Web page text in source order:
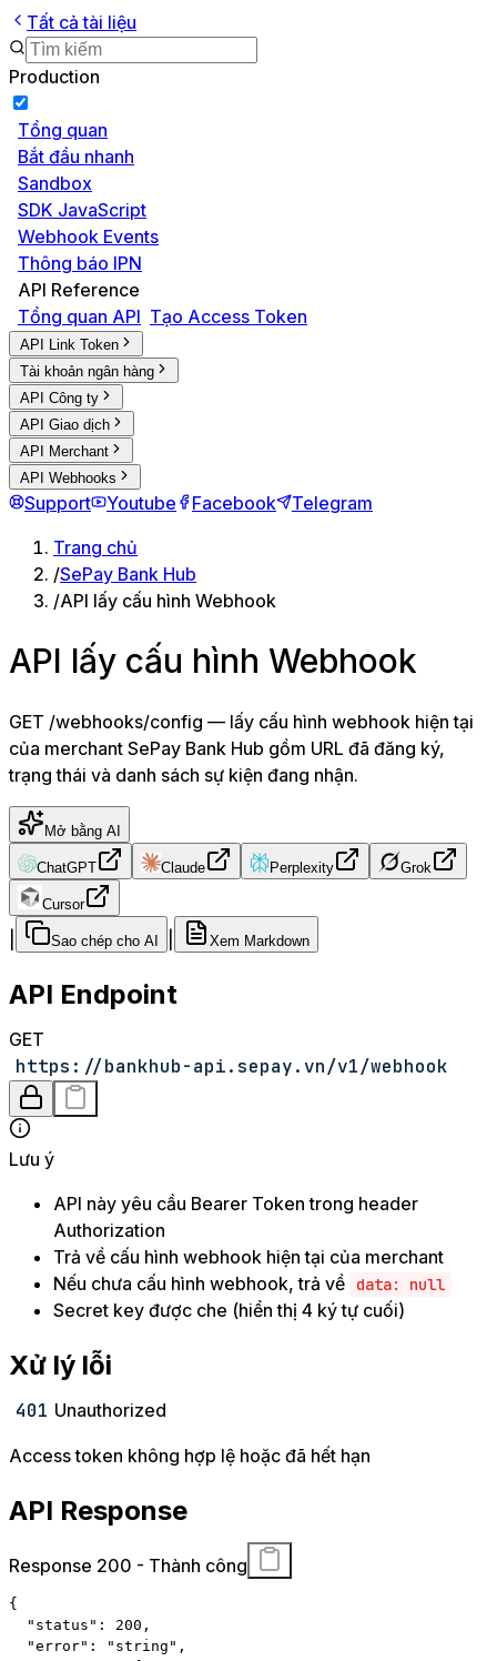
Tất cả tài liệu
Production
Tổng quan
Bắt đầu nhanh
Sandbox
SDK JavaScript
Webhook Events
Thông báo IPN
API Reference
Tổng quan API Tạo Access Token
API Link Token
Tài khoản ngân hàng
API Công ty
API Giao dịch
API Merchant
API Webhooks
Support Youtube Facebook
Telegram
Trang chủ
/SePay Bank Hub
/API lấy cấu hình Webhook
API lấy cấu hình Webhook
GET /webhooks/config — lấy cấu hình webhook hiện tại
của merchant SePay Bank Hub gồm URL đã đăng ký,
trạng thái và danh sách sự kiện đang nhận.
Mở bằng AI
ChatGPT Claude Perplexity Grok
Cursor
Sao chép cho AI Xem Markdown
API Endpoint
GET
https://bankhub-api.sepay.vn/v1/webhook
Lưu ý
API này yêu cầu Bearer Token trong header
Authorization
Trả về cấu hình webhook hiện tại của merchant
Nếu chưa cấu hình webhook, trả về
data: null
Secret key được che (hiển thị 4 ký tự cuối)
Xử lý lỗi
401 Unauthorized
Access token không hợp lệ hoặc đã hết hạn
API Response
Response 200 - Thành công
{
"status" : 200 ,
"error" : "string" ,